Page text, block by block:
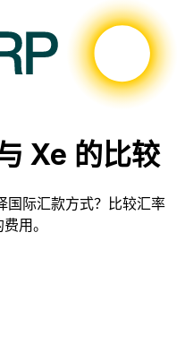
Xe 的比较
际汇款方式？比较汇率
用。